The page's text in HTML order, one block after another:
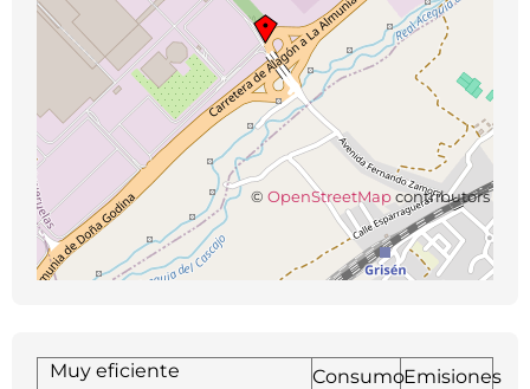
© OpenStreetMapcontributors
Muy eficiente
ConsumoEmisiones